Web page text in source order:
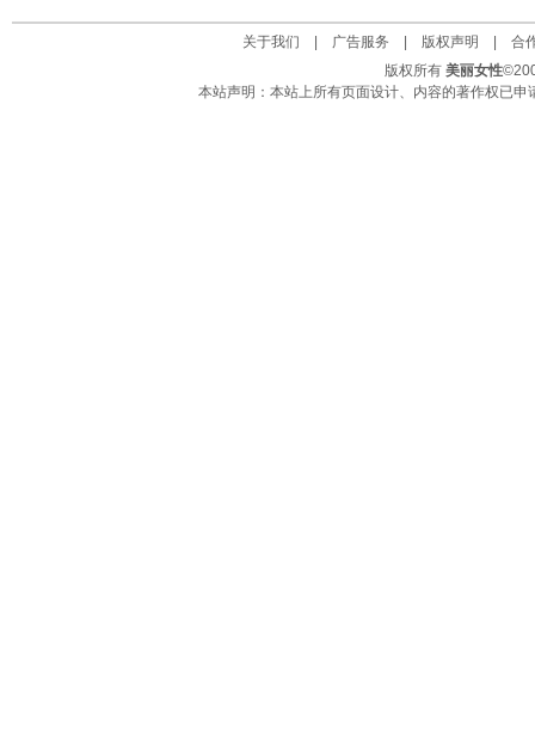
关于我们 广告服务 版权声明
合
版权所有 美丽女性
本站声明：本站上所有页面设计、内容的著作权已